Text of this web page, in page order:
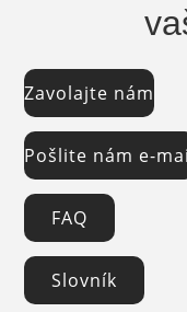
Zavolajte nám
Pošlite nám e-
FAQ
Slovník